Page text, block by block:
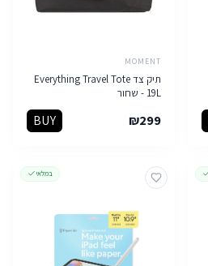
MOMENT
תיק צד Everything Travel Tote
19L - שחור
₪299
BUY
במלאי